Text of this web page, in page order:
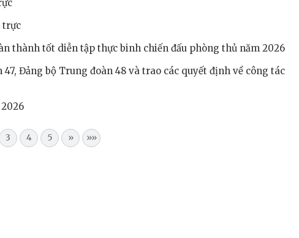
trực
thành tốt diễn tập thực binh chiến đấu phòng thủ năm 2026
Đảng bộ Trung đoàn 48 và trao các quyết định về công tác
3 4 5 » »»